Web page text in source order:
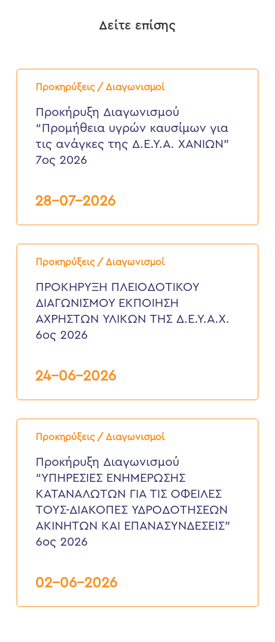
Δείτε επίσης
Προκηρύξεις / Διαγωνισμοί
Προκήρυξη
Διαγωνισμού
υγρών
καυσίμων
ανάγκες
2026
Προκήρυξη Διαγωνισμού
“Προμήθεια υγρών καυσίμων για
τις ανάγκες της Δ.Ε.Υ.Α. ΧΑΝΙΩΝ”
7ος 2026
28-07-2026
Προκηρύξεις / Διαγωνισμοί
ΠΡΟΚΗΡΥΞΗ
ΠΛΕΙΟΔΟΤΙΚΟΥ
ΕΚΠΟΙΗΣΗ
ΑΧΡΗΣΤΩΝ
ΥΛΙΚΩΝ
Δ.Ε.Υ.Α.Χ.
ΠΡΟΚΗΡΥΞΗ ΠΛΕΙΟΔΟΤΙΚΟΥ
ΔΙΑΓΩΝΙΣΜΟΥ ΕΚΠΟΙΗΣΗ
ΑΧΡΗΣΤΩΝ ΥΛΙΚΩΝ ΤΗΣ Δ.Ε.Υ.Α.Χ.
6ος 2026
24-06-2026
Προκηρύξεις / Διαγωνισμοί
Προκήρυξη
Διαγωνισμού
ΕΝΗΜΕΡΩΣΗΣ
ΚΑΤΑΝΑΛΩΤΩΝ
ΟΦΕΙΛΕΣ
ΤΟΥΣ-
ΔΙΑΚΟΠΕΣ
ΑΚΙΝΗΤΩΝ
2026
Προκήρυξη Διαγωνισμού
“ΥΠΗΡΕΣΙΕΣ ΕΝΗΜΕΡΩΣΗΣ
ΚΑΤΑΝΑΛΩΤΩΝ ΓΙΑ ΤΙΣ ΟΦΕΙΛΕΣ
ΤΟΥΣ-ΔΙΑΚΟΠΕΣ ΥΔΡΟΔΟΤΗΣΕΩΝ
ΑΚΙΝΗΤΩΝ ΚΑΙ ΕΠΑΝΑΣΥΝΔΕΣΕΙΣ”
6ος 2026
02-06-2026